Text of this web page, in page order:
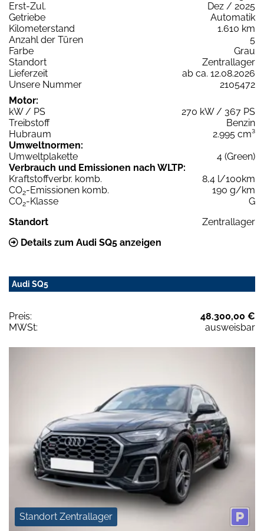
Erst-Zul.
Dez / 2025
Getriebe
Automatik
Kilometerstand
1.610 km
Anzahl der Türen
5
Farbe
Grau
Standort
Zentrallager
Lieferzeit
ab ca. 12.08.2026
Unsere Nummer
2105472
Motor:
kW / PS
270 kW / 367 PS
Treibstoff
Benzin
Hubraum
2.995 cm³
Umweltnormen:
Umweltplakette
4 (Green)
Verbrauch und Emissionen nach WLTP:
Kraftstoffverbr. komb.
8,4 l/100km
CO2-Emissionen komb.
190 g/km
CO2-Klasse
G
Standort
Zentrallager
Details zum Audi SQ5 anzeigen
Audi SQ5
Preis:
48.300,00 €
MWSt:
ausweisbar
Standort Zentrallager